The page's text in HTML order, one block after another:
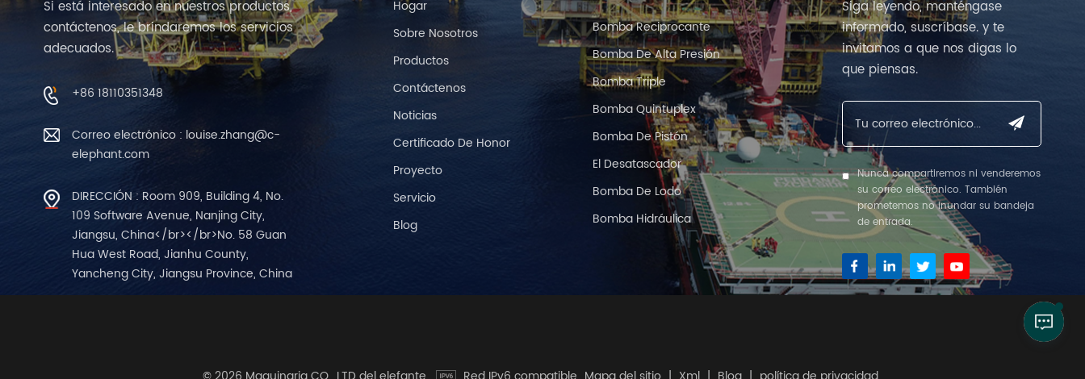
Si está interesado en nuestros productos,
contáctenos, le brindaremos los servicios
adecuados.
+86 18110351348
Correo electrónico : louise.zhang@c-
elephant.com
DIRECCIÓN : Room 909, Building 4, No.
109 Software Avenue, Nanjing City,
Jiangsu, China</br></br>No. 58 Guan
Hua West Road, Jianhu County,
Yancheng City, Jiangsu Province, China
Hogar
Sobre Nosotros
Productos
Contáctenos
Noticias
Certificado De Honor
Proyecto
Servicio
Blog
Bomba Reciprocante
Bomba De Alta Presión
Bomba Triple
Bomba Quintuplex
Bomba De Pistón
El Desatascador
Bomba De Lodo
Bomba Hidráulica
Siga leyendo, manténgase
informado, suscríbase. y te
invitamos a que nos digas lo
que piensas.
Nunca compartiremos ni venderemos
su correo electrónico. También
prometemos no inundar su bandeja
de entrada.